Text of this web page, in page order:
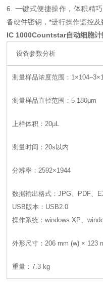
6. 一键式便捷操作，体积精
备硬件密钥，*进行操作监控及
IC 1000Countstar自动细胞计
设备参数分析
测量样品浓度范围：
测量样品直径范围：5-180μm
上样体积：20μL
测量时间：20s以内
分辨率：2592×1944
数据输出格式：JPG、PDF、
USB版本：USB2.0
操作系统：windows XP、
外形尺寸：206 mm (w) × 123
重量：7.3 kg